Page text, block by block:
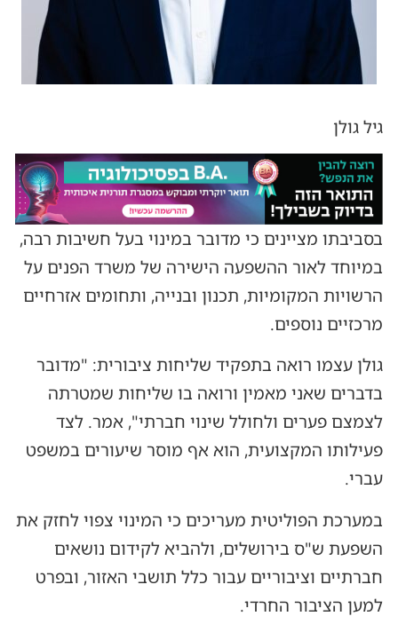
גיל גולן
בסביבתו מציינים כי מדובר במינוי בעל חשיבות רבה,
במיוחד לאור ההשפעה הישירה של משרד הפנים על
הרשויות המקומיות, תכנון ובנייה, ותחומים אזרחיים
מרכזיים נוספים.
גולן עצמו רואה בתפקיד שליחות ציבורית: "מדובר
בדברים שאני מאמין ורואה בו שליחות שמטרתה
לצמצם פערים ולחולל שינוי חברתי", אמר. לצד
פעילותו המקצועית, הוא אף מוסר שיעורים במשפט
עברי.
במערכת הפוליטית מעריכים כי המינוי צפוי לחזק את
השפעת ש"ס בירושלים, ולהביא לקידום נושאים
חברתיים וציבוריים עבור כלל תושבי האזור, ובפרט
למען הציבור החרדי.